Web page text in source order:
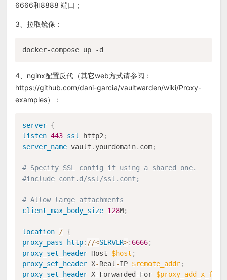
6666和8888 端口；
3、拉取镜像：
docker-compose up -d
4、nginx配置反代（其它web方式请参阅：
https://github.com/dani-garcia/vaultwarden/wiki/Proxy-
examples）：
server {
listen 443 ssl http2;
server_name vault . yourdomain. com;
# Specify SSL config if using a shared one.
#include conf.d/ssl/ssl.conf;
# Allow large attachments
client_max_body_size 128M;
location / {
proxy_pass
http: //<SERVER>: 6666;
proxy_set_header Host $host ;
proxy_set_header X-Real-IP $remote_addr;
proxy_set_header X-Forwarded -For